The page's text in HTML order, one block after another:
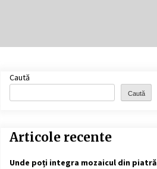
2 ani ago
2 ani ago
Caută
Caută
Articole recente
Unde poți integra mozaicul din piatră